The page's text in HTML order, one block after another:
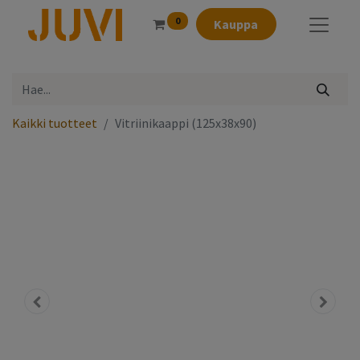
0 Kauppa
Kaikki tuotteet Vitriinikaappi (125x38x90)